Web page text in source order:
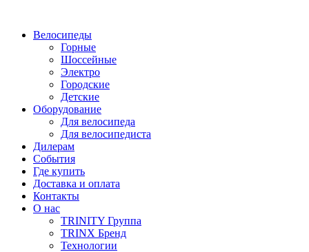
Велосипеды
Горные
Шоссейные
Электро
Городские
Детские
Оборудование
Для велосипеда
Для велосипедиста
Дилерам
События
Где купить
Доставка и оплата
Контакты
О нас
TRINITY Группа
TRINX Бренд
Технологии